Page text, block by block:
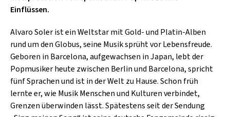
CAFÉ WOLF
POSTGARAGE
KUNSTGARTEN
KRISTALLWERK
GOLD & PECH THEATER
SINGER-SONGWRITER
VOLKSMUSIK
Einflüssen.
Alvaro Soler ist ein Weltstar mit Gold- und Platin-Alben
rund um den Globus, seine Musik sprüht vor Lebensfreude.
Geboren in Barcelona, aufgewachsen in Japan, lebt der
Popmusiker heute zwischen Berlin und Barcelona, spricht
fünf Sprachen und ist in der Welt zu Hause. Schon früh
lernte er, wie Musik Menschen und Kulturen verbindet,
Grenzen überwinden lässt. Spätestens seit der Sendung